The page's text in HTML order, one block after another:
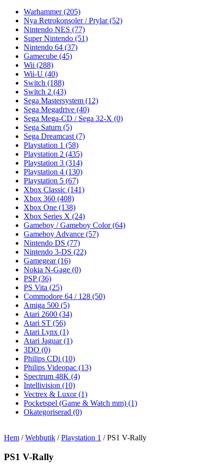
Warhammer(205)
Nya Retrokonsoler / Prylar(52)
Nintendo NES (77)
Super Nintendo (51)
Nintendo 64 (37)
Gamecube (45)
Wii (288)
Wii-U (40)
Switch (188)
Switch 2 (43)
Sega Mastersystem (12)
Sega Megadrive (40)
Sega Mega-CD / Sega 32-X (0)
Sega Saturn (5)
Sega Dreamcast (7)
Playstation 1 (58)
Playstation 2 (435)
Playstation 3 (314)
Playstation 4 (130)
Playstation 5 (67)
Xbox Classic (141)
Xbox 360 (408)
Xbox One (138)
Xbox Series X (24)
Gameboy / Gameboy Color(64)
Gameboy Advance (57)
Nintendo DS (77)
Nintendo 3-DS (22)
Gamegear(16)
Nokia N-Gage (0)
PSP(36)
PS Vita (25)
Commodore 64 / 128 (50)
Amiga 500 (5)
Atari 2600 (34)
Atari ST (56)
Atari Lynx (1)
Atari Jaguar(1)
3DO (0)
Philips CDi (10)
Philips Videopac (13)
Spectrum 48K (4)
Intellivision (10)
Vectrex & Luxor(1)
Pocketspel (Game & Watch mm) (1)
Okategoriserad (0)
Hem /Webbutik /Playstation 1 / PS1 V-Rally
PS1 V-Rally